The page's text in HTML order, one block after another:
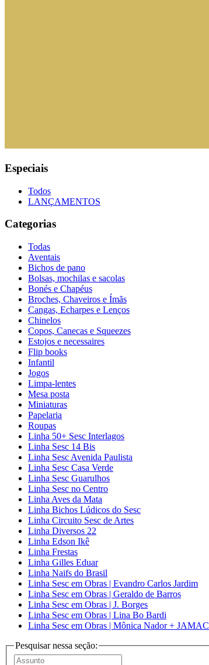
Especiais
Todos
LANÇAMENTOS
Categorias
Todas
Aventais
Bichos de pano
Bolsas, mochilas e sacolas
Bonés e Chapéus
Broches, Chaveiros e Ímãs
Cangas, Echarpes e Lenços
Chinelos
Copos, Canecas e Squeezes
Estojos e necessaires
Flip books
Infantil
Jogos
Limpa-lentes
Mesa posta
Miniaturas
Papelaria
Roupas
Linha 50+ Sesc Interlagos
Linha Sesc 14 Bis
Linha Sesc Avenida Paulista
Linha Sesc Casa Verde
Linha Sesc Guarulhos
Linha Sesc no Centro
Linha Aves da Mata
Linha Bichos Lúdicos do Sesc
Linha Circuito Sesc de Artes
Linha Diversos 22
Linha Edson Ikê
Linha Frestas
Linha Gilles Eduar
Linha Naifs do Brasil
Linha Sesc em Obras | Evandro Carlos Jardim
Linha Sesc em Obras | Geraldo de Barros
Linha Sesc em Obras | J. Borges
Linha Sesc em Obras | Lina Bo Bardi
Linha Sesc em Obras | Mônica Nador + JAMAC
Pesquisar nessa seção: